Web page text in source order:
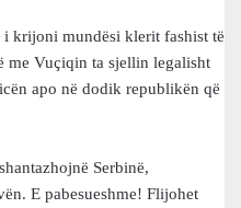
krijoni mundësi klerit fashist të
me Vuçiqin ta sjellin legalisht
apo në dodik republikën që
Serbinë,
E pabesueshme! Flijohet